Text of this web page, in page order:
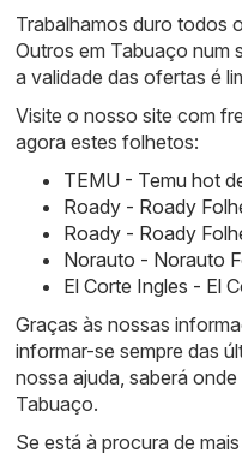
Trabalhamos duro todos
Outros em Tabuaço num
a validade das ofertas é
Visite o nosso site com
agora estes folhetos:
TEMU - Temu hot
Roady - Roady
Roady - Roady
Norauto - Norauto
El Corte Ingles - El
Graças às nossas
informar-se sempre das
nossa ajuda, saberá
Tabuaço.
Se está à procura de